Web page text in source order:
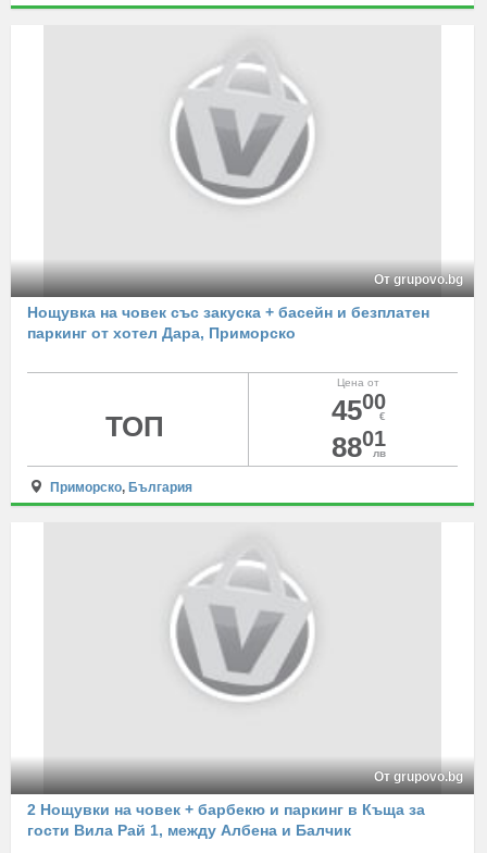
От grupovo.bg
Нощувка на човек със закуска + басейн и безплатен
паркинг от хотел Дара, Приморско
Цена от
4500
€
8801
лв
ТОП
Приморско, България
От grupovo.bg
2 Нощувки на човек + барбекю и паркинг в Къща за
гости Вила Рай 1, между Албена и Балчик